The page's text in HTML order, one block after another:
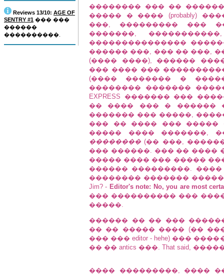
Reviews 13/10: AGE OF
SENTRY #1 ��� ���
������
����������.
�������� ��� ��
����� � ���� (probably)
���, ��������� ���
�������,
���������������
������ ���, ��� �� ���,
(���� ����), ������
��� ���� ��� ����������
(���� ������� �
�������� ������� �������
EXPRESS ������� ���
�� ���� ��� � ������
������� ��� �����,
��� �� ���� ��� �����
����� ���� �������,
�������� (�� ���,
��� ������. ��� �� ����
����� ���� ��� �����
������ ���������.
�������� ������� ������� ���
Jim? - Editor's note: No, you are most
��� ���������� ���
�����.
������ �� �� ���
�� �� ����� ���� (��
��� ��� editor - hehe) ���
�� �� antics ���. That said,
���� ���������, ����